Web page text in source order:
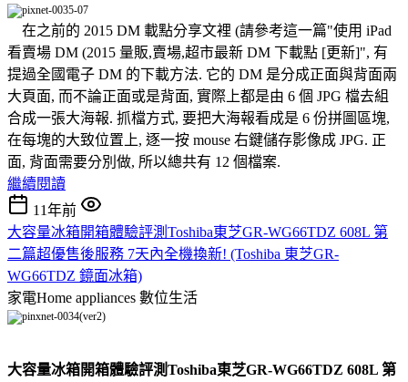
在之前的 2015 DM 載點分享文裡 (請參考這一篇"使用 iPad
看賣場 DM (2015 量販,賣場,超市最新 DM 下載點 [更新]", 有
提過全國電子 DM 的下載方法. 它的 DM 是分成正面與背面兩
大頁面, 而不論正面或是背面, 實際上都是由 6 個 JPG 檔去組
合成一張大海報. 抓檔方式, 要把大海報看成是 6 份拼圖區塊,
在每塊的大致位置上, 逐一按 mouse 右鍵儲存影像成 JPG. 正
面, 背面需要分別做, 所以總共有 12 個檔案.
繼續閱讀
11年前
大容量冰箱開箱體驗評測Toshiba東芝GR-WG66TDZ 608L 第
二篇超優售後服務 7天內全機換新! (Toshiba 東芝GR-
WG66TDZ 鏡面冰箱)
家電Home appliances 數位生活
大容量冰箱開箱體驗評測Toshiba東芝GR-WG66TDZ 608L 第